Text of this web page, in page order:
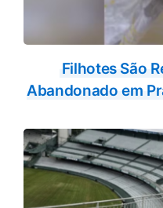
Filhotes São
Abandonado em